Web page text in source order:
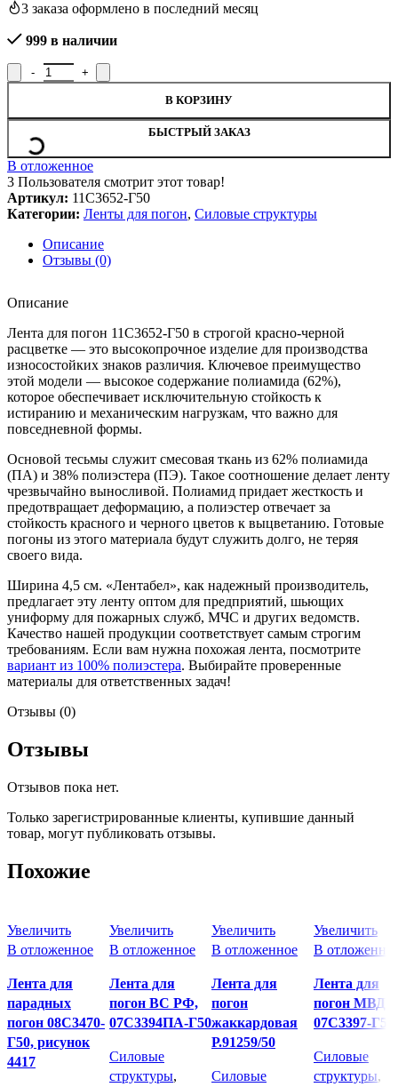
3 заказа оформлено в последний месяц
999 в наличии
Количество товара Лента для погон МВД РФ, 11С3652-Г50
В КОРЗИНУ
БЫСТРЫЙ ЗАКАЗ
В отложенное
3 Пользователя смотрит этот товар!
Артикул: 11С3652-Г50
Категории: Ленты для погон, Силовые структуры
Описание
Отзывы (0)
Описание
Лента для погон 11С3652-Г50 в строгой красно-черной
расцветке — это высокопрочное изделие для производства
износостойких знаков различия. Ключевое преимущество
этой модели — высокое содержание полиамида (62%),
которое обеспечивает исключительную стойкость к
истиранию и механическим нагрузкам, что важно для
повседневной формы.
Основой тесьмы служит смесовая ткань из 62% полиамида
(ПА) и 38% полиэстера (ПЭ). Такое соотношение делает ленту
чрезвычайно выносливой. Полиамид придает жесткость и
предотвращает деформацию, а полиэстер отвечает за
стойкость красного и черного цветов к выцветанию. Готовые
погоны из этого материала будут служить долго, не теряя
своего вида.
Ширина 4,5 см. «Лентабел», как надежный производитель,
предлагает эту ленту оптом для предприятий, шьющих
униформу для пожарных служб, МЧС и других ведомств.
Качество нашей продукции соответствует самым строгим
требованиям. Если вам нужна похожая лента, посмотрите
вариант из 100% полиэстера. Выбирайте проверенные
материалы для ответственных задач!
Отзывы (0)
Отзывы
Отзывов пока нет.
Только зарегистрированные клиенты, купившие данный
товар, могут публиковать отзывы.
Похожие
Увеличить
В отложенное
Лента для
парадных
погон 08С3470-
Г50, рисунок
4417
Увеличить
В отложенное
Лента для
погон ВС РФ,
07С3394ПА-Г50
Силовые
структуры,
Увеличить
В отложенное
Лента для
погон
жаккардовая
Р.91259/50
Силовые
Увеличить
В
Лента для
погон МВД
07С3397-Г50
Силовые
структуры,